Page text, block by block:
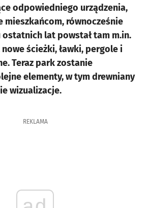
odpowiedniego urządzenia,
mieszkańcom, równocześnie
ostatnich lat powstał tam m.in.
ścieżki, ławki, pergole i
Teraz park zostanie
elementy, w tym drewniany
wizualizacje.
REKLAMA